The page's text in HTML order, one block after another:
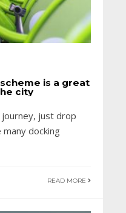
is a great
city
just drop
docking
READ MORE